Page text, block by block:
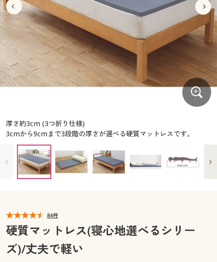
カーテン・ラグ・ファブリック
制服・学生服
ジュニア・ティーンズ下着
大きいサイズ通販すべて
大きいサイズ レディース服
大きいサイズ レディース下着
大きいサイズ 事務・制服
バーゲン
バーゲンセール
シークレットセール
詳細検索
商品カテゴリ一覧
カタログ・チラシからのご注文
デジタルカタログ
カタログ無料プレゼント
マイページ
閲覧履歴
ジュニア・ティーンズ下着
大きいサイズ レディース服
大きいサイズ レディース下着
大きいサイズ メンズ
バーゲンセール
シークレットセール
詳細検索
商品カテゴリ一覧
カタログ
カタログ・チラシからのご注文
カタログ無料プレゼント
会員メニュー
閲覧履歴
お気に入り
厚さ約3cm (3つ折り仕様)
3cmから9cmまで3段階の厚さが選べる硬質マットレスです。
84件
硬質マットレス(寝心地選べるシリー
ズ)/丈夫で軽い